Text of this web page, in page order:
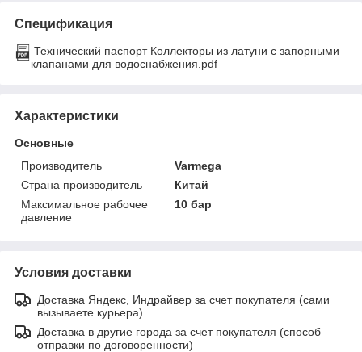
Спецификация
Технический паспорт Коллекторы из латуни с запорными
клапанами для водоснабжения.pdf
Характеристики
Основные
Производитель
Varmega
Страна производитель
Китай
Максимальное рабочее
давление
10 бар
Условия доставки
Доставка Яндекс, Индрайвер за счет покупателя (сами
вызываете курьера)
Доставка в другие города за счет покупателя (способ
отправки по договоренности)